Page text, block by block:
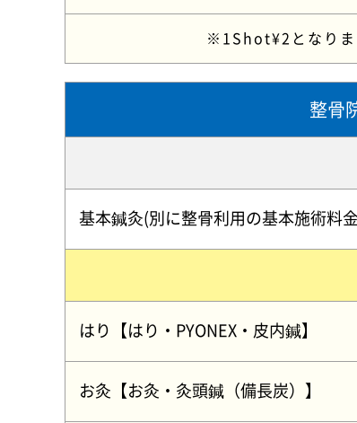
※1Shot¥2となりま
整骨
基本鍼灸(別に整骨利用の基本施術料
はり【はり・PYONEX・皮内鍼】
お灸【お灸・灸頭鍼（備長炭）】